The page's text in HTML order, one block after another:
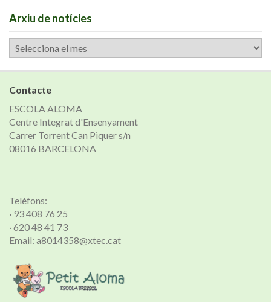
Arxiu de notícies
Arxiu
de
notícies
Contacte
ESCOLA ALOMA
Centre Integrat d'Ensenyament
Carrer Torrent Can Piquer s/n
08016 BARCELONA
Telèfons:
· 93 408 76 25
· 620 48 41 73
Email: a8014358@xtec.cat